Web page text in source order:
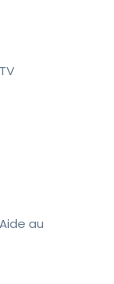
TV
Aide au